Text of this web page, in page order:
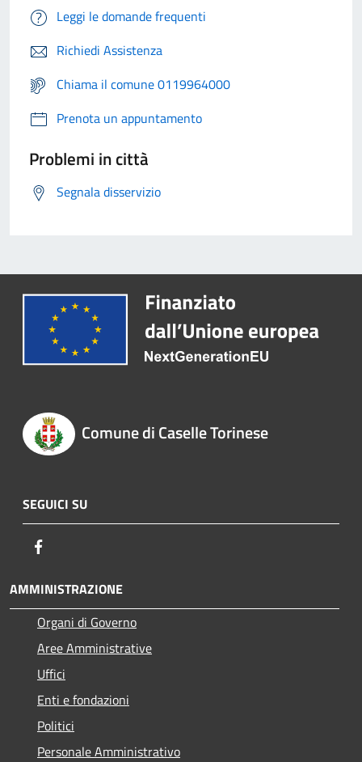
Leggi le domande frequenti
Richiedi Assistenza
Chiama il comune 0119964000
Prenota un appuntamento
Problemi in città
Segnala disservizio
Comune di Caselle Torinese
SEGUICI SU
AMMINISTRAZIONE
Organi di Governo
Aree Amministrative
Uffici
Enti e fondazioni
Politici
Personale Amministrativo